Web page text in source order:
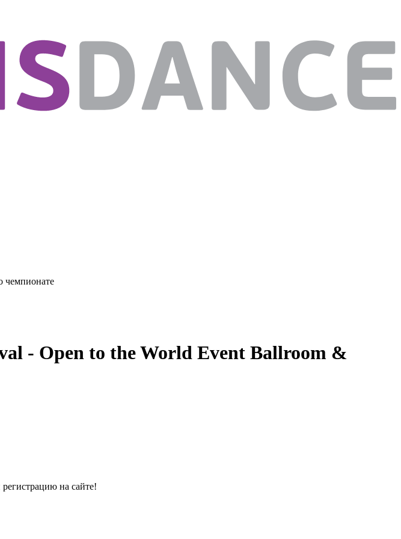
чемпионате
- Open to the World Event Ballroom &
на сайте!